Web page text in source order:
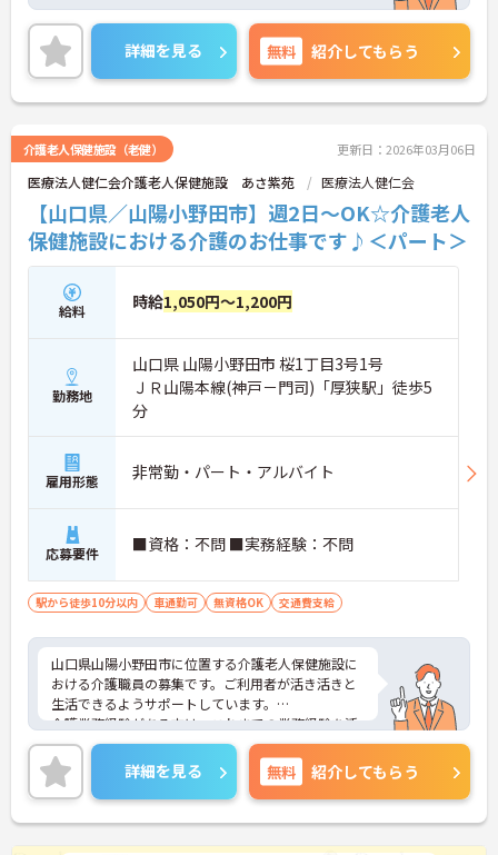
興味をお持ちの方はお気軽にお問い合わせくださ
い。
詳細を見る 無料 紹介してもらう
介護老人保健施設（老健） 更新日：2026年03月06日
医療法人健仁会介護老人保健施設 あさ紫苑 医療法人健仁会
【山口県／山陽小野田市】週2日～OK☆介護老人
保健施設における介護のお仕事です♪＜パート＞
給料 時給1,050円～1,200円
勤務地
山口県 山陽小野田市 桜1丁目3号1号
ＪＲ山陽本線(神戸－門司)「厚狭駅」徒歩5
分
雇用形態 非常勤・パート・アルバイト
応募要件 ■資格：不問 ■実務経験：不問
駅から徒歩10分以内 車通勤可 無資格OK 交通費支給
山口県山陽小野田市に位置する介護老人保健施設に
おける介護職員の募集です。ご利用者が活き活きと
生活できるようサポートしています。
介護業務経験がある方は、これまでの業務経験を活
かしながら就業できる環境です。ご利用者に寄り添
って介護サービスを提供を行っていただける方を募
集しています。
ご興味のある方には、面接対策ポイントなど、さら
に詳細をお話しいたしますのでお気軽にご相談くだ
さい！
詳細を見る 無料 紹介してもらう